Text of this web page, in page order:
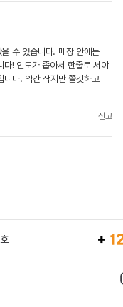
수 있습니다. 매장 안에는
! 인도가 좁아서 한줄로 서야
니다. 약간 작지만 쫄깃하고
신고